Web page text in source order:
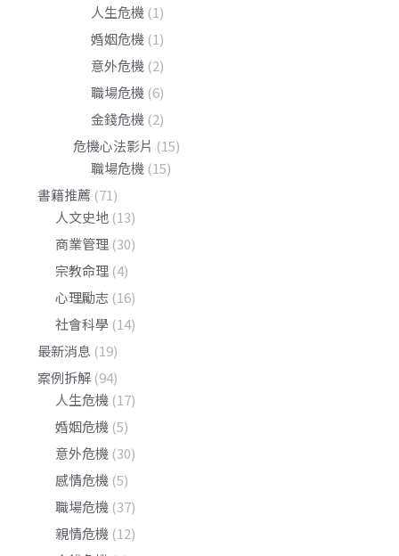
人生危機 (1)
婚姻危機 (1)
意外危機 (2)
職場危機 (6)
金錢危機 (2)
危機心法影片 (15)
職場危機 (15)
書籍推薦 (71)
人文史地 (13)
商業管理 (30)
宗教命理 (4)
心理勵志 (16)
社會科學 (14)
最新消息 (19)
案例拆解 (94)
人生危機 (17)
婚姻危機 (5)
意外危機 (30)
感情危機 (5)
職場危機 (37)
親情危機 (12)